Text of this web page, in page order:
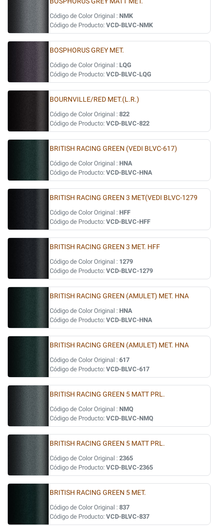
Código de Color Original : NMK
Código de Producto: VCD-BLVC-NMK
BOSPHORUS GREY MET.
Código de Color Original : LQG
Código de Producto: VCD-BLVC-LQG
BOURNVILLE/RED MET.(L.R.)
Código de Color Original : 822
Código de Producto: VCD-BLVC-822
BRITISH RACING GREEN (VEDI BLVC-617)
Código de Color Original : HNA
Código de Producto: VCD-BLVC-HNA
BRITISH RACING GREEN 3 MET(VEDI BLVC-1279
Código de Color Original : HFF
Código de Producto: VCD-BLVC-HFF
BRITISH RACING GREEN 3 MET. HFF
Código de Color Original : 1279
Código de Producto: VCD-BLVC-1279
BRITISH RACING GREEN (AMULET) MET. HNA
Código de Color Original : HNA
Código de Producto: VCD-BLVC-HNA
BRITISH RACING GREEN (AMULET) MET. HNA
Código de Color Original : 617
Código de Producto: VCD-BLVC-617
BRITISH RACING GREEN 5 MATT PRL.
Código de Color Original : NMQ
Código de Producto: VCD-BLVC-NMQ
BRITISH RACING GREEN 5 MATT PRL.
Código de Color Original : 2365
Código de Producto: VCD-BLVC-2365
BRITISH RACING GREEN 5 MET.
Código de Color Original : 837
Código de Producto: VCD-BLVC-837